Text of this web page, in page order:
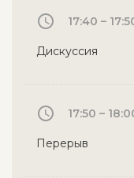
17:40 –
Дискуссия
17:50 –
Перерыв